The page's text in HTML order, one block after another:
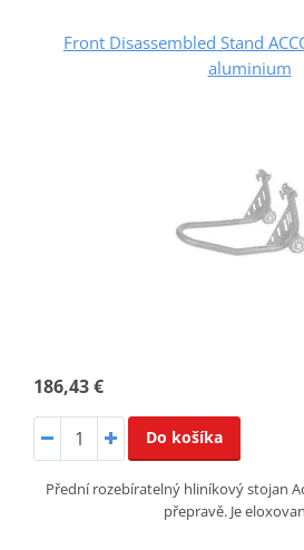
Front Disassembled Stand
aluminium
186,43 €
Do košíka
Přední rozebíratelný hliníkový stojan
přepravě. Je